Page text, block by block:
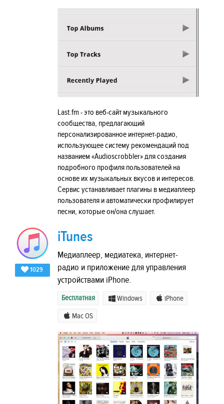
Last.fm - это веб-сайт музыкального
сообщества, предлагающий
персонализированное интернет-радио,
использующее систему рекомендаций под
названием «Audioscrobbler» для создания
подробного профиля пользователей на
основе их музыкальных вкусов и интересов.
Сервис устанавливает плагины в медиаплеер
пользователя и автоматически профилирует
песни, которые он/она слушает.
1029
iTunes
Медиаплеер, медиатека, интернет-
радио и приложение для управления
устройствами iPhone.
Бесплатная Windows iPhone
Mac OS